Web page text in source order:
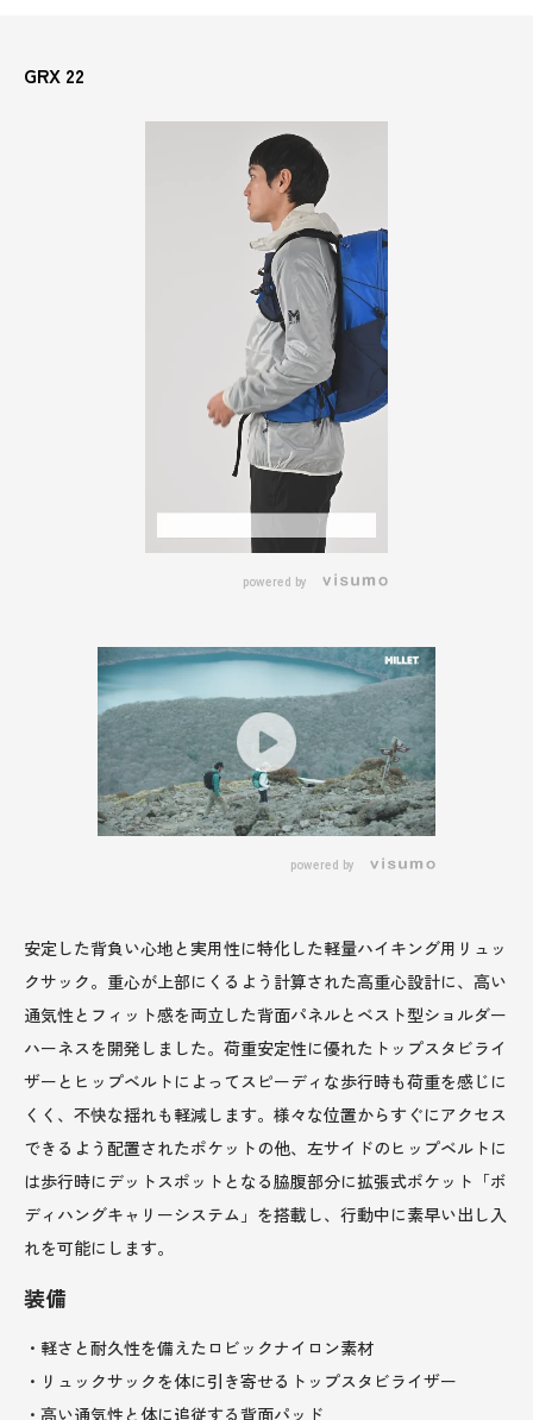
GRX 22
powered by
powered by
安定した背負い心地と実用性に特化した軽量ハイキング用リュッ
クサック。重心が上部にくるよう計算された高重心設計に、高い
通気性とフィット感を両立した背面パネルとベスト型ショルダー
ハーネスを開発しました。荷重安定性に優れたトップスタビライ
ザーとヒップベルトによってスピーディな歩行時も荷重を感じに
くく、不快な揺れも軽減します。様々な位置からすぐにアクセス
できるよう配置されたポケットの他、左サイドのヒップベルトに
は歩行時にデットスポットとなる脇腹部分に拡張式ポケット「ボ
ディハングキャリーシステム」を搭載し、行動中に素早い出し入
れを可能にします。
装備
・軽さと耐久性を備えたロビックナイロン素材
・リュックサックを体に引き寄せるトップスタビライザー
・高い通気性と体に追従する背面パッド